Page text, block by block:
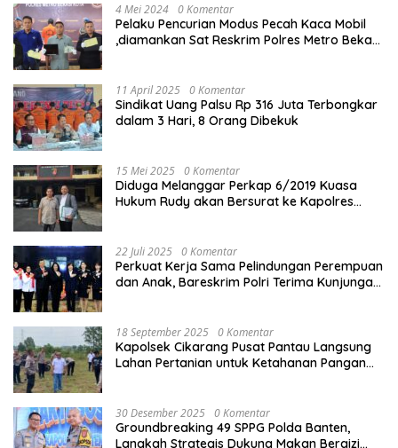
4 Mei 2024 0 Komentar
Pelaku Pencurian Modus Pecah Kaca Mobil
,diamankan Sat Reskrim Polres Metro Bekasi
11 April 2025 0 Komentar
Sindikat Uang Palsu Rp 316 Juta Terbongkar
dalam 3 Hari, 8 Orang Dibekuk
15 Mei 2025 0 Komentar
Diduga Melanggar Perkap 6/2019 Kuasa
Hukum Rudy akan Bersurat ke Kapolres
22 Juli 2025 0 Komentar
Perkuat Kerja Sama Pelindungan Perempuan
dan Anak, Bareskrim Polri Terima Kunjungan
18 September 2025 0 Komentar
Kapolsek Cikarang Pusat Pantau Langsung
Lahan Pertanian untuk Ketahanan Pangan
30 Desember 2025 0 Komentar
Groundbreaking 49 SPPG Polda Banten,
Langkah Strategis Dukung Makan Bergizi